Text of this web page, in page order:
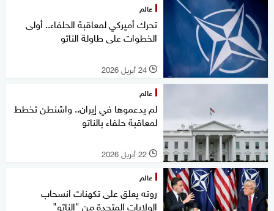
عالم
تحرك أميركي لمعاقبة الحلفاء.. أولى
الخطوات على طاولة الناتو
l 24 أبريل 2026
عالم
لم يدعموها في إيران.. واشنطن تخطط
لمعاقبة حلفاء بالناتو
l 22 أبريل 2026
عالم
روته يعلق على تكهنات انسحاب
الولايات المتحدة من "الناتو"